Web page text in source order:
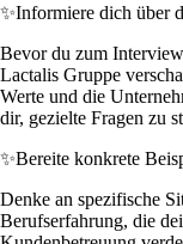
✨Informiere dich über
Bevor du zum
Lactalis Gruppe
Werte und die
dir, gezielte Fragen zu
✨Bereite konkrete
Denke an spezifische
Berufserfahrung, die